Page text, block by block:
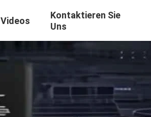
Videos
Kontaktieren Sie
Uns